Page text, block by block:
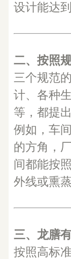
设计能达
二、按照
三个规范
计、各种
等，都提
例如，车
的方角，
间都能按
外线或熏
三、龙膳
按照高标